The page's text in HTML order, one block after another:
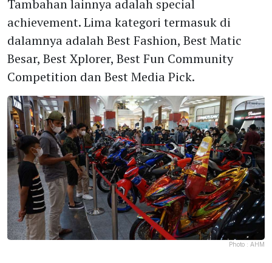
Tambahan lainnya adalah special
achievement. Lima kategori termasuk di
dalamnya adalah Best Fashion, Best Matic
Besar, Best Xplorer, Best Fun Community
Competition dan Best Media Pick.
Photo : AHM